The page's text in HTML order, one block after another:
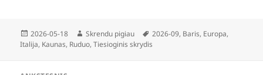
Paskelbta
2026-05-18 Autorius
Skrendu pigiau Žymos
2026-09, Baris, Europa,
Italija, Kaunas, Ruduo,Tiesioginis skrydis